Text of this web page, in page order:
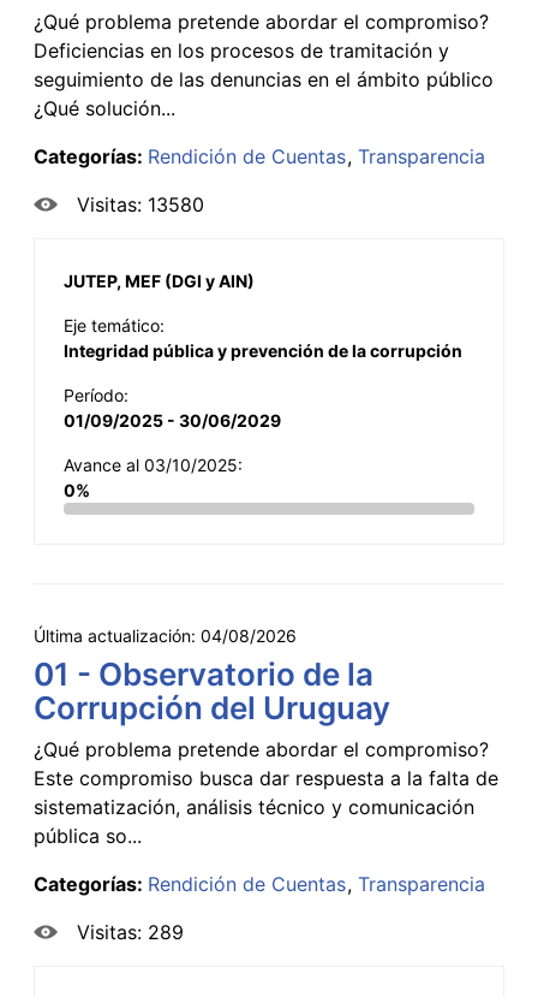
¿Qué problema pretende abordar el compromiso?
Deficiencias en los procesos de tramitación y
seguimiento de las denuncias en el ámbito público
¿Qué solución...
Categorías: Rendición de Cuentas Transparencia
Visitas: 13580
JUTEP, MEF (DGI y AIN)
Eje temático:
Integridad pública y prevención de la corrupción
Período:
01/09/2025 - 30/06/2029
Avance al 03/10/2025:
0%
Última actualización: 04/08/2026
01 - Observatorio de la
Corrupción del Uruguay
¿Qué problema pretende abordar el compromiso?
Este compromiso busca dar respuesta a la falta de
sistematización, análisis técnico y comunicación
pública so...
Categorías: Rendición de Cuentas Transparencia
Visitas: 289